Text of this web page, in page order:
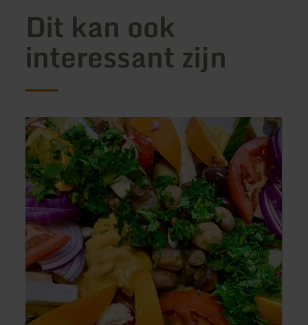
Dit kan ook
interessant zijn
meer
informatie
over:
Lago
Beach
Zülpich